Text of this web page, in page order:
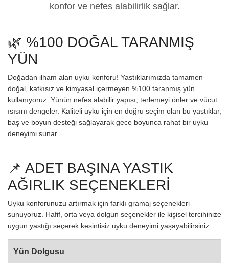
konfor ve nefes alabilirlik sağlar.
🌿 %100 DOĞAL TARANMIŞ
YÜN
Doğadan ilham alan uyku konforu! Yastıklarımızda tamamen
doğal, katkısız ve kimyasal içermeyen %100 taranmış yün
kullanıyoruz. Yünün nefes alabilir yapısı, terlemeyi önler ve vücut
ısısını dengeler. Kaliteli uyku için en doğru seçim olan bu yastıklar,
baş ve boyun desteği sağlayarak gece boyunca rahat bir uyku
deneyimi sunar.
📌 ADET BAŞINA YASTIK
AĞIRLIK SEÇENEKLERİ
Uyku konforunuzu artırmak için farklı gramaj seçenekleri
sunuyoruz. Hafif, orta veya dolgun seçenekler ile kişisel tercihinize
uygun yastığı seçerek kesintisiz uyku deneyimi yaşayabilirsiniz.
Yün Dolgusu